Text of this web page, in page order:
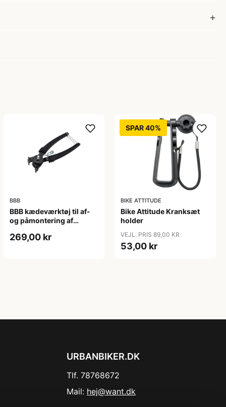
BBB
BBB kædeværktøj til af-
og påmontering af
269,00 kr
SPAR 40%
BIKE ATTITUDE
Bike Attitude Kranksæt
holder
VEJL. PRIS 89,00 KR
53,00 kr
URBANBIKER.DK
Tlf. 78768672
Mail: hej@want.dk